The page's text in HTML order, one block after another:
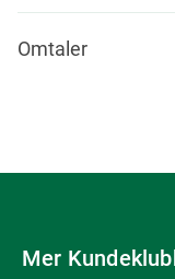
Omtaler
Mer